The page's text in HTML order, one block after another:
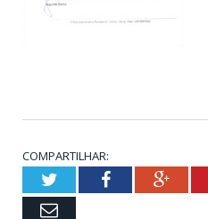
COMPARTILHAR:
TwitterFacebook
Email